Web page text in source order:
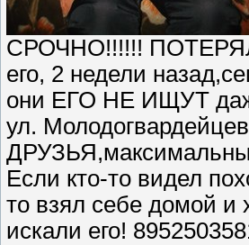
СРОЧНО!!!!!!
его, 2 недели
они ЕГО НЕ ИЩУТ
ул.
Если кто-то видел
то взял себе домой и
искали его!